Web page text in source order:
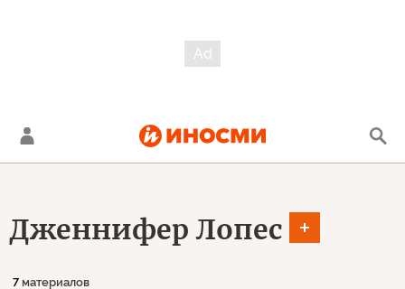
Дженнифер Лопес
7 материалов